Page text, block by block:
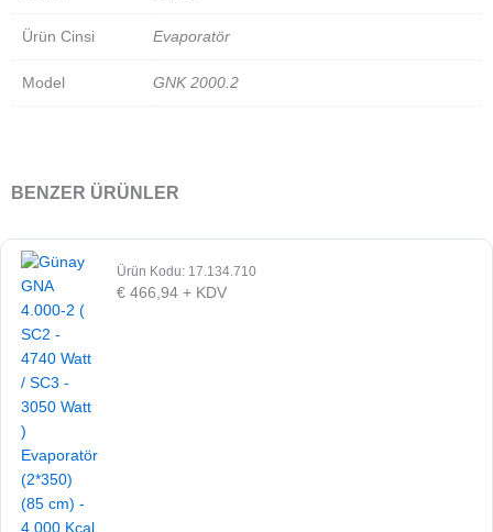
Ürün Cinsi Evaporatör
Model GNK 2000.2
BENZER ÜRÜNLER
Ürün Kodu: 17.134.710
€ 466,94 + KDV